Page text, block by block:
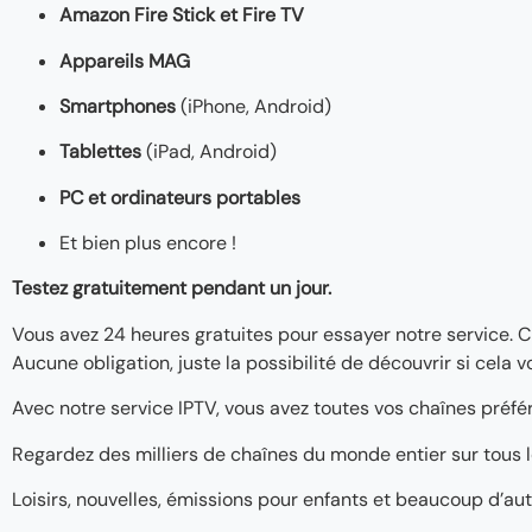
Amazon Fire Stick et Fire TV
Appareils MAG
Smartphones(iPhone, Android)
Tablettes(iPad, Android)
PC et ordinateurs portables
Et bien plus encore !
Testez gratuitement pendant un jour.
Vous avez 24 heures gratuites pour essayer notre service.
Aucune obligation, juste la possibilité de découvrir si cela
Avec notre service IPTV, vous avez toutes vos chaînes
Regardez des milliers de chaînes du monde entier sur tous
Loisirs, nouvelles, émissions pour enfants et beaucoup